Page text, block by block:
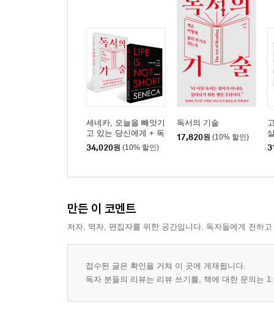
돈 때문에 힘들 때
하고 싶은 일을 찾지 못했을 때
내가 누구인지 알고 싶을 때
결정장애에 시달릴 때
사업이 잘 안 풀릴 때
불안하고 우울할 때
슬럼프에 빠졌을 때
동료가 나보다 월급이 많아 분할 때
맺음말1: 당신은 지금 무슨 일을 하고 있나요?
맺음말2: 책, 읽는 것도 좋고 쓰는 것은 더 좋다
참고한 책들
세네카, 오늘을 빼앗기
고 있는 당신에게 + 독
서의 기술 세트
34,020원 (10% 할인)
독서의 기술
17,820원 (10% 할인)
+
만든 이 코멘트
저자, 역자, 편집자를 위한 공간입니다. 독자들에게 전하
접수된 글은 확인을 거쳐 이 곳에 게재됩니다.
독자 분들의 리뷰는 리뷰 쓰기를, 책에 대한 문의는